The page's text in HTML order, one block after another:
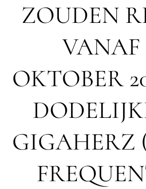
ZOUDEN
VANAF
OKTOBER
GIGAHERZ